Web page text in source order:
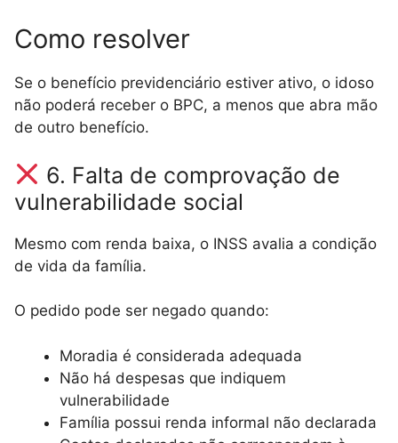
Como resolver
Se o benefício previdenciário estiver ativo, o idoso
não poderá receber o BPC, a menos que abra mão
de outro benefício.
6. Falta de comprovação de
vulnerabilidade social
Mesmo com renda baixa, o INSS avalia a condição
de vida da família.
O pedido pode ser negado quando:
Moradia é considerada adequada
Não há despesas que indiquem
vulnerabilidade
Família possui renda informal não declarada